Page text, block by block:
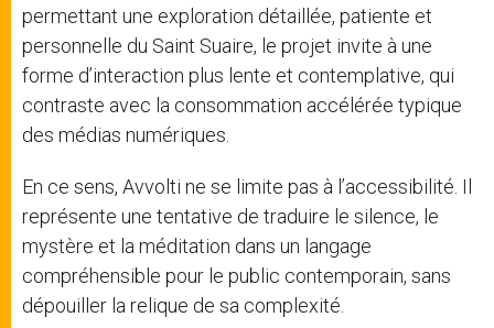
permettant une exploration détaillée, patiente et
personnelle du Saint Suaire, le projet invite à une
forme d’interaction plus lente et contemplative, qui
contraste avec la consommation accélérée typique
des médias numériques.
En ce sens, Avvolti ne se limite pas à l’accessibilité. Il
représente une tentative de traduire le silence, le
mystère et la méditation dans un langage
compréhensible pour le public contemporain, sans
dépouiller la relique de sa complexité.